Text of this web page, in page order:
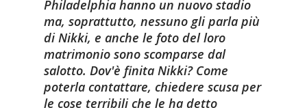
Philadelphia hanno un nuovo stadio
ma, soprattutto, nessuno gli parla più
di Nikki, e anche le foto del loro
matrimonio sono scomparse dal
salotto. Dov'è finita Nikki? Come
poterla contattare, chiedere scusa per
le cose terribili che le ha detto